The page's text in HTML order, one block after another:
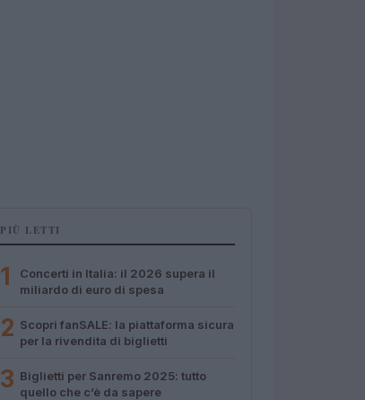
PIÙ LETTI
1
Concerti in Italia: il 2026 supera il
miliardo di euro di spesa
2 Scopri fanSALE: la piattaforma sicura
per la rivendita di biglietti
3 Biglietti per Sanremo 2025: tutto
quello che c’è da sapere